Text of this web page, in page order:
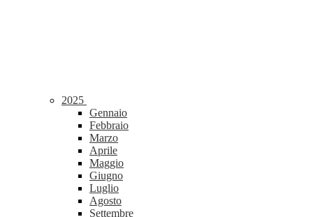
2025
Gennaio
Febbraio
Marzo
Aprile
Maggio
Giugno
Luglio
Agosto
Settembre